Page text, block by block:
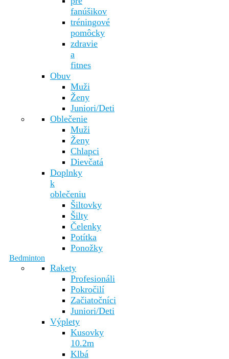
fanúšikov
tréningové
pomôcky
zdravie
a
fitnes
Obuv
Muži
Ženy
Juniori/Deti
Oblečenie
Muži
Ženy
Chlapci
Dievčatá
Doplnky
k
oblečeniu
Šiltovky
Šilty
Čelenky
Potítka
Ponožky
Bedminton
Rakety
Profesionáli
Pokročilí
Začiatočníci
Juniori/Deti
Výplety
Kusovky
10.2m
Klbá